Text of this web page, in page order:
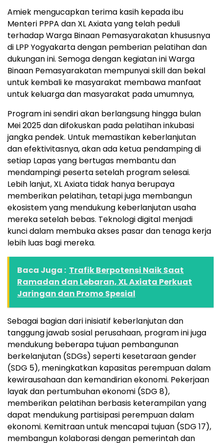
Amiek mengucapkan terima kasih kepada ibu
Menteri PPPA dan XL Axiata yang telah peduli
terhadap Warga Binaan Pemasyarakatan khususnya
di LPP Yogyakarta dengan pemberian pelatihan dan
dukungan ini. Semoga dengan kegiatan ini Warga
Binaan Pemasyarakatan mempunyai skill dan bekal
untuk kembali ke masyarakat membawa manfaat
untuk keluarga dan masyarakat pada umumnya,
Program ini sendiri akan berlangsung hingga bulan
Mei 2025 dan difokuskan pada pelatihan inkubasi
jangka pendek. Untuk memastikan keberlanjutan
dan efektivitasnya, akan ada ketua pendamping di
setiap Lapas yang bertugas membantu dan
mendampingi peserta setelah program selesai.
Lebih lanjut, XL Axiata tidak hanya berupaya
memberikan pelatihan, tetapi juga membangun
ekosistem yang mendukung keberlanjutan usaha
mereka setelah bebas. Teknologi digital menjadi
kunci dalam membuka akses pasar dan tenaga kerja
lebih luas bagi mereka.
Baca Juga : Trafik Berpotensi Naik Saat
Ramadan dan Lebaran, XL Axiata Perkuat
Jaringan dan Promo Spesial
Sebagai bagian dari inisiatif keberlanjutan dan
tanggung jawab sosial perusahaan, program ini juga
mendukung beberapa tujuan pembangunan
berkelanjutan (SDGs) seperti kesetaraan gender
(SDG 5), meningkatkan kapasitas perempuan dalam
kewirausahaan dan kemandirian ekonomi. Pekerjaan
layak dan pertumbuhan ekonomi (SDG 8),
memberikan pelatihan berbasis keterampilan yang
dapat mendukung partisipasi perempuan dalam
ekonomi. Kemitraan untuk mencapai tujuan (SDG 17),
membangun kolaborasi dengan pemerintah dan